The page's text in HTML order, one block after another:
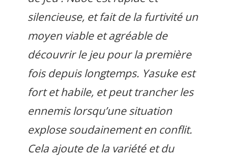
silencieuse, et fait de la furtivité un
moyen viable et agréable de
découvrir le jeu pour la première
fois depuis longtemps. Yasuke est
fort et habile, et peut trancher les
ennemis lorsqu’une situation
explose soudainement en conflit.
Cela ajoute de la variété et du